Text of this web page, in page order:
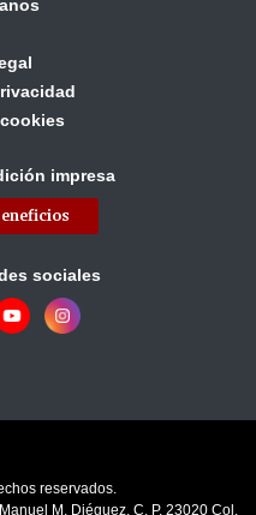
impresa
sociales
reservados.
M. Diéguez, C. P. 23020 Col.